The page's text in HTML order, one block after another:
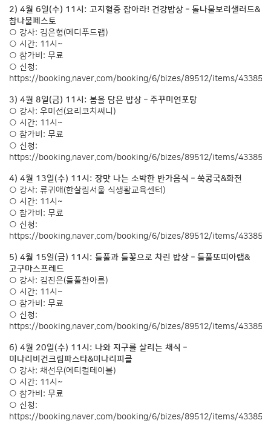
2) 4월 6일(수) 11시: 고지혈증 잡아라! 건강밥상 – 돌나물보리샐러드&
참나물페스토
○ 강사: 김은형(메디푸드랩)
○ 시간: 11시~
○ 참가비: 무료
○ 신청:
https://booking.naver.com/booking/6/bizes/89512/items/
3) 4월 8일(금) 11시: 봄을 담은 밥상 – 주꾸미연포탕
○ 강사: 우미선(요리코치써니)
○ 시간: 11시~
○ 참가비: 무료
○ 신청:
https://booking.naver.com/booking/6/bizes/89512/items/
4) 4월 13일(수) 11시: 장맛 나는 소박한 반가음식 – 쑥콩국&화전
○ 강사: 류귀애(한살림서울 식생활교육센터)
○ 시간: 11시~
○ 참가비: 무료
○ 신청:
https://booking.naver.com/booking/6/bizes/89512/items/
5) 4월 15일(금) 11시: 들풀과 들꽃으로 차린 밥상 – 들풀또띠아랩&
고구마스프레드
○ 강사: 김진은(들풀한아름)
○ 시간: 11시~
○ 참가비: 무료
○ 신청:
https://booking.naver.com/booking/6/bizes/89512/items/
6) 4월 20일(수) 11시: 나와 지구를 살리는 채식 –
미나리비건크림파스타&미나리피클
○ 강사: 채선우(에티컬테이블)
○ 시간: 11시~
○ 참가비: 무료
○ 신청:
https://booking.naver.com/booking/6/bizes/89512/items/